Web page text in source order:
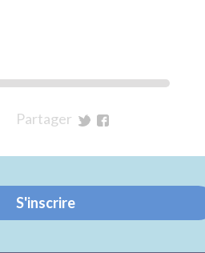
Partager
Twitter
Facebook
S'inscrire